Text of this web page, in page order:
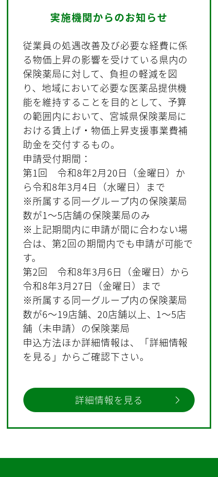
実施機関からのお知らせ
従業員の処遇改善及び必要な経費に係
る物価上昇の影響を受けている県内の
保険薬局に対して、負担の軽減を図
り、地域において必要な医薬品提供機
能を維持することを目的として、予算
の範囲内において、宮城県保険薬局に
おける賃上げ・物価上昇支援事業費補
助金を交付するもの。
申請受付期間：
第1回 令和8年2月20日（金曜日）か
ら令和8年3月4日（水曜日）まで
※所属する同一グループ内の保険薬局
数が1～5店舗の保険薬局のみ
※上記期間内に申請が間に合わない場
合は、第2回の期間内でも申請が可能で
す。
第2回 令和8年3月6日（金曜日）から
令和8年3月27日（金曜日）まで
※所属する同一グループ内の保険薬局
数が6～19店舗、20店舗以上、1～5店
舗（未申請）の保険薬局
申込方法ほか詳細情報は、「詳細情報
を見る」からご確認下さい。
詳細情報を見る